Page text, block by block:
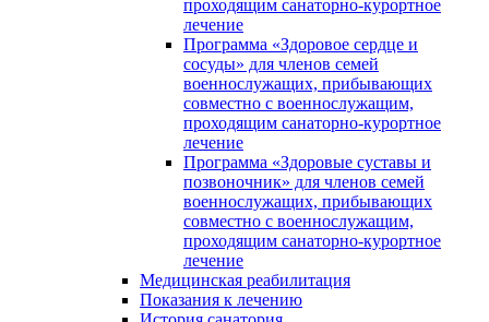
проходящим санаторно-курортное
лечение
Программа «Здоровое сердце и
сосуды» для членов семей
военнослужащих, прибывающих
совместно с военнослужащим,
проходящим санаторно-курортное
лечение
Программа «Здоровые суставы и
позвоночник» для членов семей
военнослужащих, прибывающих
совместно с военнослужащим,
проходящим санаторно-курортное
лечение
Медицинская реабилитация
Показания к лечению